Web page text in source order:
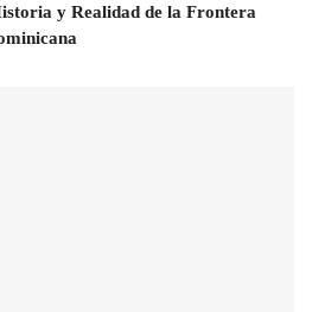
y Realidad de la Frontera